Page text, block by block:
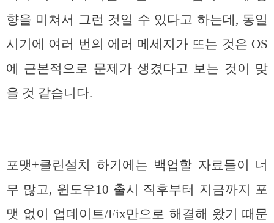
향을 미쳐서 그런 것일 수 있다고 하는데, 동일
시기에 여러 번의 에러 메세지가 뜨는 것은 OS
에 근본적으로 문제가 생겼다고 보는 것이 맞
을 것 같습니다.
포맷+클린설치 하기에는 백업할 자료들이 너
무 많고, 윈도우10 출시 직후부터 지금까지 포
맷 없이 업데이트/Fix만으로 해결해 왔기 때문